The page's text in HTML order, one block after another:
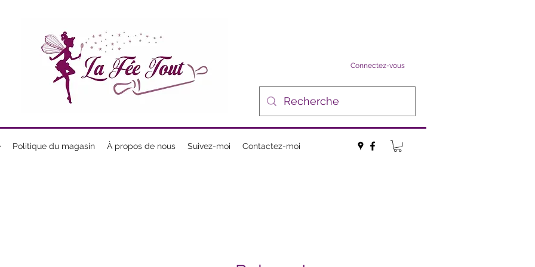
Connectez-vous
Politique du magasin À propos de nous Suivez-moi Contactez-moi